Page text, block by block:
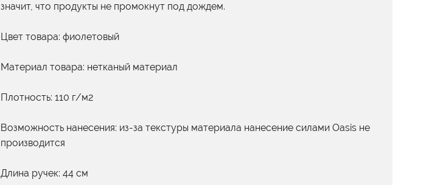
значит, что продукты не промокнут под дождем.
Цвет товара: фиолетовый
Материал товара: нетканый материал
Плотность: 110 г/м2
Возможность нанесения: из-за текстуры материала нанесение силами Oasis не
производится
Длина ручек: 44 см